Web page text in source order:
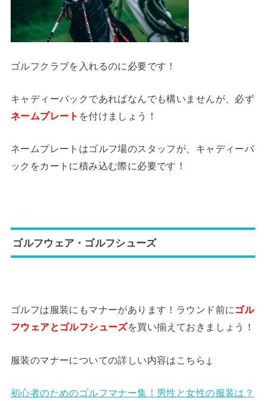
ゴルフクラブを入れるのに必要です！
キャディーバックであればなんでも構いませんが、必ず
ネームプレート を付けましょう！
ネームプレートはゴルフ場のスタッフが、キャディーバ
ックをカートに積み込む際に必要です！
ゴルフウェア・ゴルフシューズ
ゴルフは服装にもマナーがあります！ラウンド前にゴル
フウェアとゴルフシューズを買い揃えておきましょう！
服装のマナーについての詳しい内容はこちら↓
初心者のためのゴルフマナー集！男性と女性の服装は？